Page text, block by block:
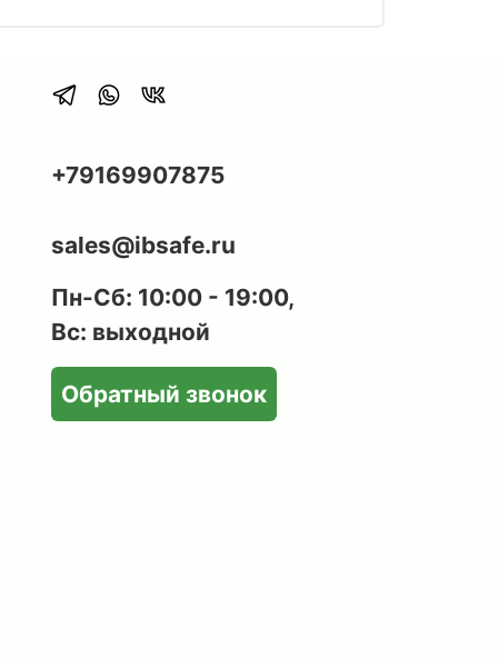
+79169907875
sales@ibsafe.ru
Пн-Сб: 10:00 - 19:00,
Вс: выходной
Обратный звонок